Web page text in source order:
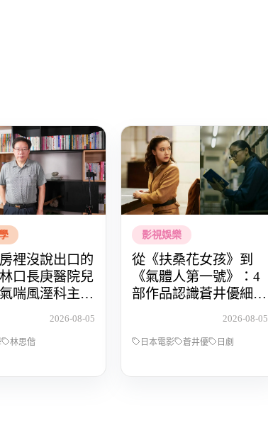
裡沒說出口的
口長庚醫院兒
喘風溼科主治
2026-08-05
林思偕
影視娛樂
從《扶桑花女孩》到
《氣體人第一號》：4
部作品認識蒼井優細膩
2026-08-05
日本電影 蒼井優 日劇